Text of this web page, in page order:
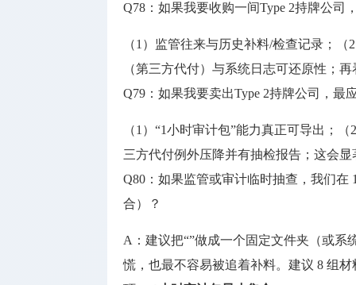
Q78：如果我要收购一间Type 2持牌公司
（1）监管往来与历史补料/检查记录；
（第三方代付）与系统日志可还原性；
Q79：如果我要卖出Type 2持牌公司，最
（1）“1小时审计包”能力真正可导出；
三方代付例外压降并有抽检报告；这会
Q80：如果监管或审计临时抽查，我们在
合）？
A：建议把“”做成一个固定文件夹（或
慌，也最不容易被追着补料。建议 8